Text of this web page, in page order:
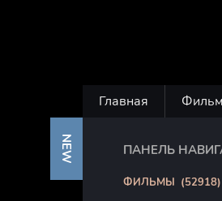
Главная
ПАНЕЛЬ
NEW
ФИЛЬМЫ (52918)